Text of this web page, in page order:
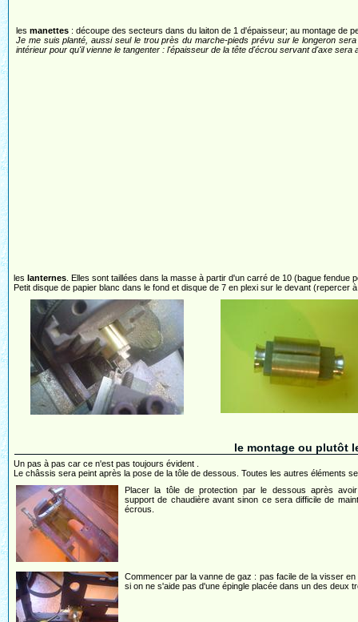
les manettes : découpe des secteurs dans du laiton de 1 d'épaisseur; au montage de
Je me suis planté, aussi seul le trou près du marche-pieds prévu sur le longeron
intérieur pour qu'il vienne le tangenter : l'épaisseur de la tête d'écrou servant d'axe sera
les lanternes . Elles sont taillées dans la masse à partir d'un carré de 10 (bague
Petit disque de papier blanc dans le fond et disque de 7 en plexi sur le devant (repercer
le montage ou plutôt
Un pas à pas car ce n'est pas toujours évident .
Le châssis sera peint après la pose de la tôle de dessous. Toutes les autres éléments
Placer la tôle de protection par le dessous après
support de chaudière avant sinon ce sera difficile de
écrous.
Commencer par la vanne de gaz : pas facile de la visser en
si on ne s'aide pas d'une épingle placée dans un des deux